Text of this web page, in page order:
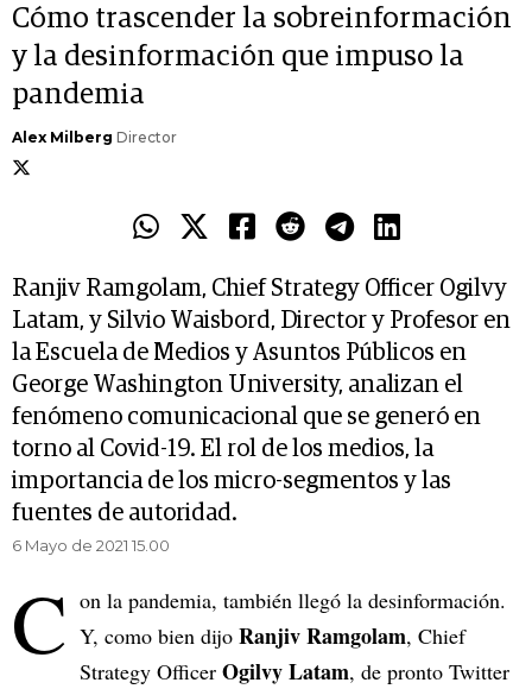
Cómo trascender la sobreinformación
y la desinformación que impuso la
pandemia
Alex Milberg Director
Ranjiv Ramgolam, Chief Strategy Officer Ogilvy
Latam, y Silvio Waisbord, Director y Profesor en
la Escuela de Medios y Asuntos Públicos en
George Washington University, analizan el
fenómeno comunicacional que se generó en
torno al Covid-19. El rol de los medios, la
importancia de los micro-segmentos y las
fuentes de autoridad.
6 Mayo de 2021 15.00
C on la pandemia, también llegó la desinformación.
Y, como bien dijo Ranjiv Ramgolam, Chief
Strategy Officer Ogilvy Latam, de pronto Twitter